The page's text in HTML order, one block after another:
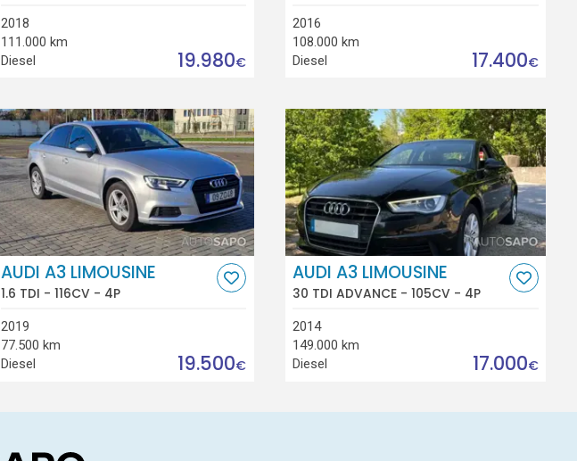
2018
111.000 km
Diesel
19.980€
2016
108.000 km
Diesel
17.400€
AUDI A3 LIMOUSINE
1.6 TDI - 116CV - 4P
2019
77.500 km
Diesel
19.500€
AUDI A3 LIMOUSINE
30 TDI ADVANCE - 105CV - 4P
2014
149.000 km
Diesel
17.000€